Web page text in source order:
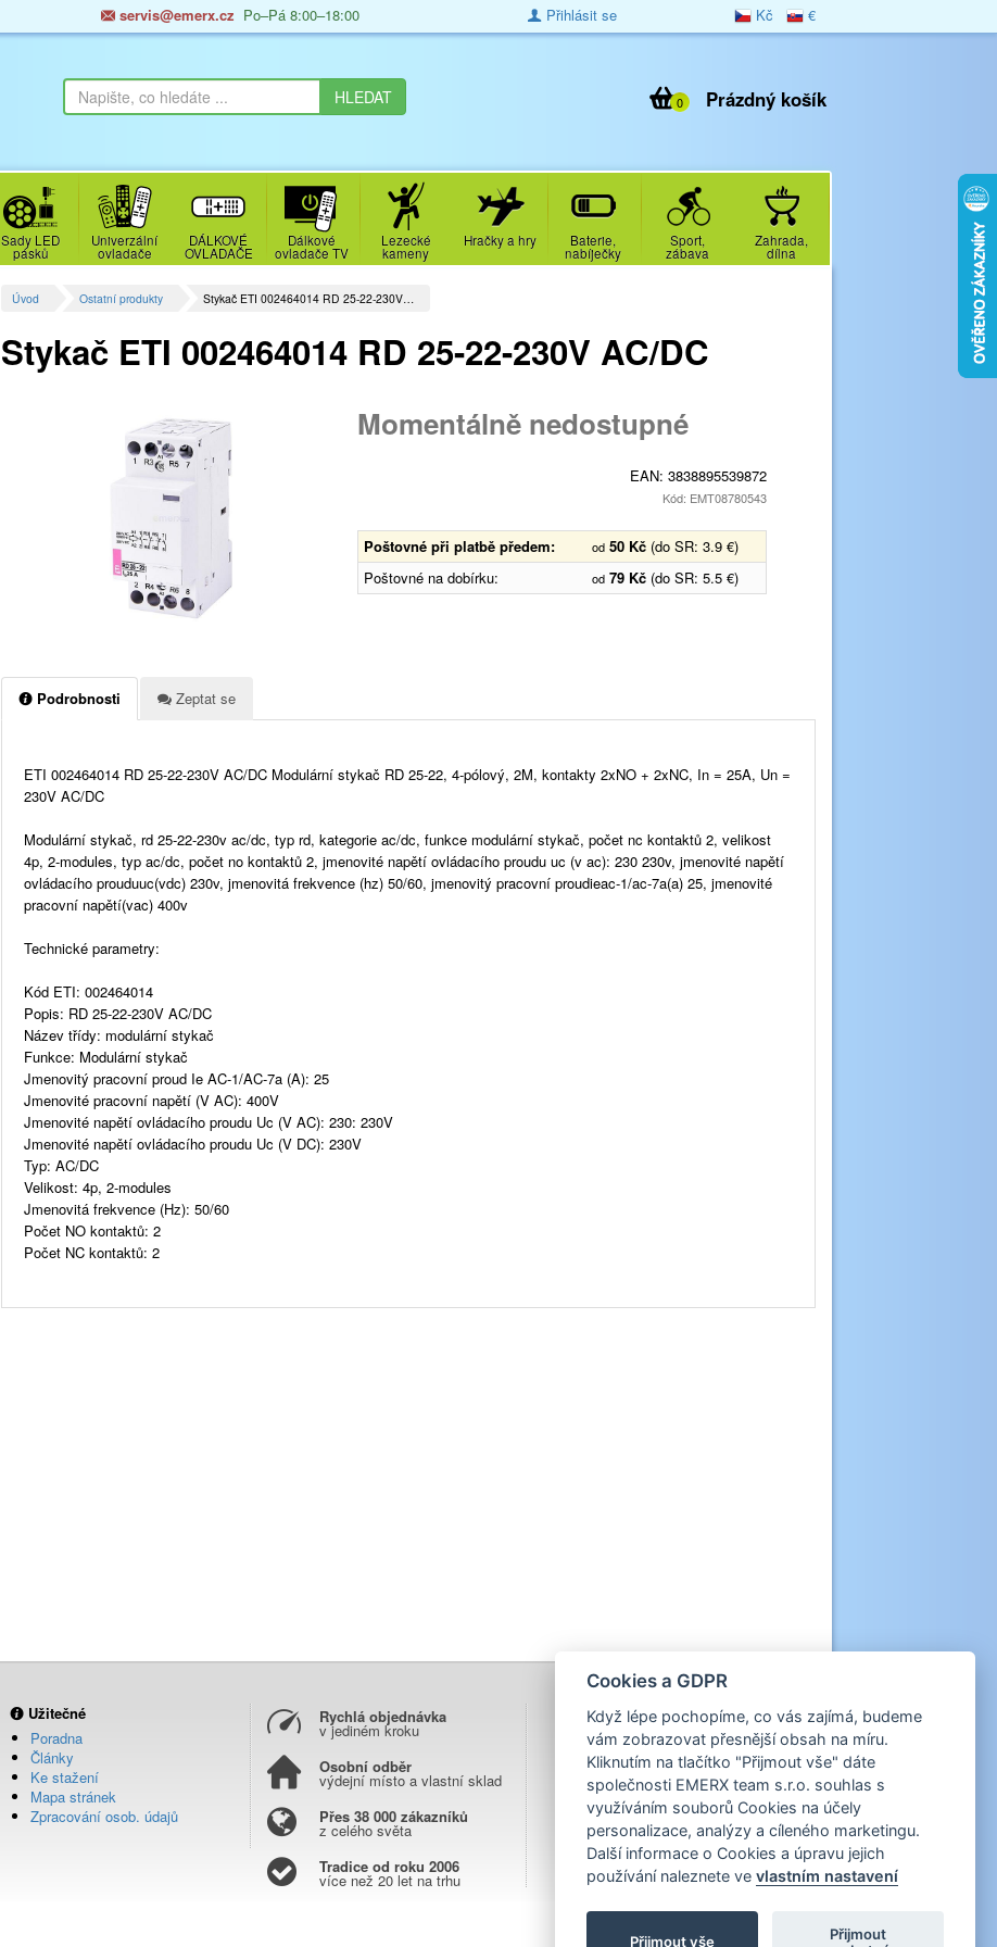
servis@emerx.cz Po–Pá 8:00–18:00 Kč €
Přihlásit se
Prázdný košík
0
Sady LED
pásků
Univerzální
ovladače
DÁLKOVÉ
OVLADAČE
Dálkové
ovladače TV
Lezecké
kameny
Hračky a hry Baterie,
nabíječky
Sport,
zábava
Zahrada,
dílna
Úvod Ostatní produkty Stykač ETI 002464014 RD 25-22-230V…
Stykač ETI 002464014 RD 25-22-230V AC/DC
Momentálně nedostupné
EAN: 3838895539872
Kód: EMT08780543
Poštovné při platbě předem: od 50 Kč (do SR: 3.9 €)
Poštovné na dobírku:
od 79 Kč (do SR: 5.5 €)
Podrobnosti Zeptat se
ETI 002464014 RD 25-22-230V AC/DC Modulární stykač RD 25-22, 4-pólový, 2M, kontakty 2xNO + 2xNC, In = 25A, Un =
230V AC/DC
Modulární stykač, rd 25-22-230v ac/dc, typ rd, kategorie ac/dc, funkce modulární stykač, počet nc kontaktů 2, velikost
4p, 2-modules, typ ac/dc, počet no kontaktů 2, jmenovité napětí ovládacího proudu uc (v ac): 230 230v, jmenovité napětí
ovládacího prouduuc(vdc) 230v, jmenovitá frekvence (hz) 50/60, jmenovitý pracovní proudieac-1/ac-7a(a) 25, jmenovité
pracovní napětí(vac) 400v
Technické parametry:
Kód ETI: 002464014
Popis: RD 25-22-230V AC/DC
Název třídy: modulární stykač
Funkce: Modulární stykač
Jmenovitý pracovní proud Ie AC-1/AC-7a (A): 25
Jmenovité pracovní napětí (V AC): 400V
Jmenovité napětí ovládacího proudu Uc (V AC): 230: 230V
Jmenovité napětí ovládacího proudu Uc (V DC): 230V
Typ: AC/DC
Velikost: 4p, 2-modules
Jmenovitá frekvence (Hz): 50/60
Počet NO kontaktů: 2
Počet NC kontaktů: 2
Užitečné
Poradna
Články
Ke stažení
Mapa stránek
Zpracování osob. údajů
Rychlá objednávka
v jediném kroku
Osobní odběr
výdejní místo a vlastní sklad
Přes 38 000 zákazníků
z celého světa
Tradice od roku 2006
více než 20 let na trhu
Cookies a GDPR
Když lépe pochopíme, co vás zajímá, budeme
vám zobrazovat přesnější obsah na míru.
Kliknutím na tlačítko "Přijmout vše" dáte
společnosti EMERX team s.r.o. souhlas s
využíváním souborů Cookies na účely
personalizace, analýzy a cíleného marketingu.
Další informace o Cookies a úpravu jejich
používání naleznete ve vlastním nastavení
Přijmout vše
Přijmout